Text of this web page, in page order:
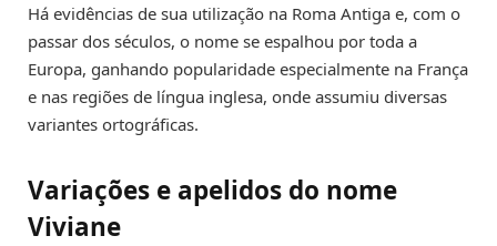
Há evidências de sua utilização na Roma Antiga e, com o
passar dos séculos, o nome se espalhou por toda a
Europa, ganhando popularidade especialmente na França
e nas regiões de língua inglesa, onde assumiu diversas
variantes ortográficas.
Variações e apelidos do nome
Viviane